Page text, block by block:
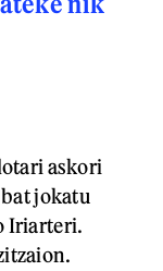
askori
jokatu
Iriarteri.